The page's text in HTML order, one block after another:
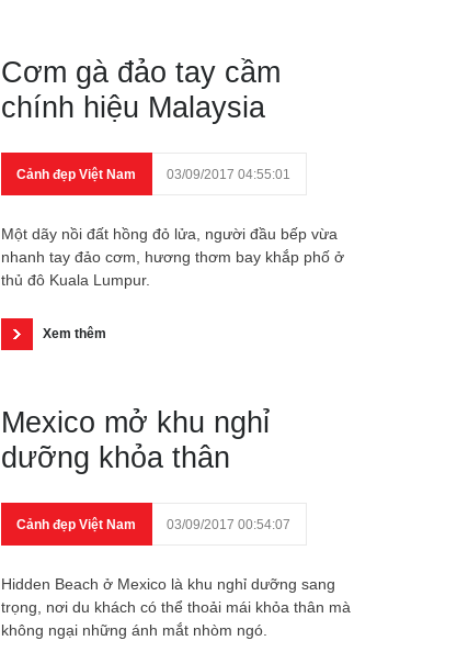
Cơm gà đảo tay cầm
chính hiệu Malaysia
Cảnh đẹp Việt Nam 03/09/2017 04:55:01
Một dãy nồi đất hồng đỏ lửa, người đầu bếp vừa
nhanh tay đảo cơm, hương thơm bay khắp phố ở
thủ đô Kuala Lumpur.
Xem thêm
Mexico mở khu nghỉ
dưỡng khỏa thân
Cảnh đẹp Việt Nam 03/09/2017 00:54:07
Hidden Beach ở Mexico là khu nghỉ dưỡng sang
trọng, nơi du khách có thể thoải mái khỏa thân mà
không ngại những ánh mắt nhòm ngó.